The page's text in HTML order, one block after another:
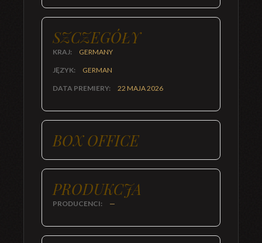
SZCZEGÓŁY
KRAJ: GERMANY
JĘZYK: GERMAN
DATA PREMIERY: 22 MAJA 2026
BOX OFFICE
PRODUKCJA
PRODUCENCI: —